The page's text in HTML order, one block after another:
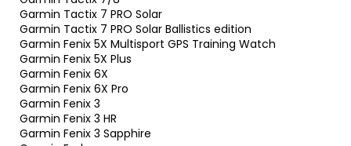
Garmin Tactix 7 PRO Solar
Garmin Tactix 7 PRO Solar Ballistics edition
Garmin Fenix 5X Multisport GPS Training Watch
Garmin Fenix 5X Plus
Garmin Fenix 6X
Garmin Fenix 6X Pro
Garmin Fenix 3
Garmin Fenix 3 HR
Garmin Fenix 3 Sapphire